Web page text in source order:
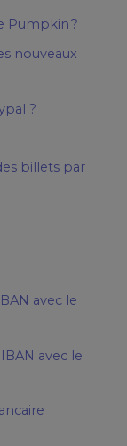
Pumpkin ?
nouveaux
?
billets par
avec le
avec le